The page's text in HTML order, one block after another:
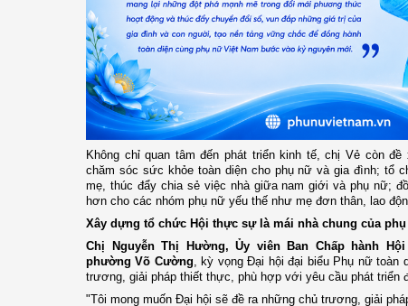
Không chỉ quan tâm đến phát triển kinh tế, chị Vẻ còn
chăm sóc sức khỏe toàn diện cho phụ nữ và gia đình; tổ
mẹ, thúc đẩy chia sẻ việc nhà giữa nam giới và phụ nữ;
hơn cho các nhóm phụ nữ yếu thế như mẹ đơn thân, lao
Xây dựng tổ chức Hội thực sự là mái nhà chung của
Chị Nguyễn Thị Hường, Ủy viên Ban Chấp hành
phường Võ Cường, kỳ vọng Đại hội đại biểu Phụ nữ toàn
trương, giải pháp thiết thực, phù hợp với yêu cầu phát triển
"Tôi mong muốn Đại hội sẽ đề ra những chủ trương, giải